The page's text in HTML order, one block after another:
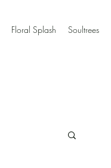
Floral Splash Soultrees